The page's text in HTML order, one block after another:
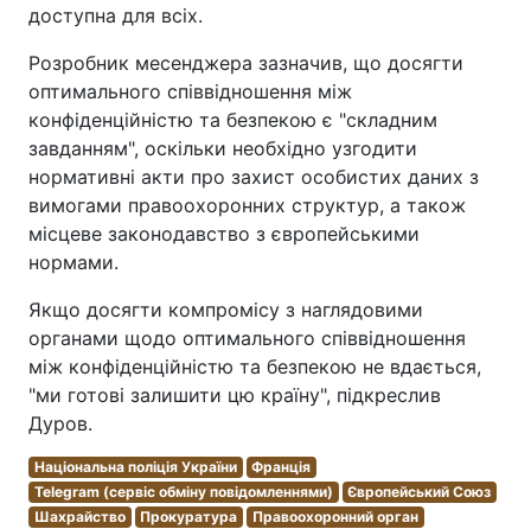
доступна для всіх.
Розробник месенджера зазначив, що досягти
оптимального співвідношення між
конфіденційністю та безпекою є "складним
завданням", оскільки необхідно узгодити
нормативні акти про захист особистих даних з
вимогами правоохоронних структур, а також
місцеве законодавство з європейськими
нормами.
Якщо досягти компромісу з наглядовими
органами щодо оптимального співвідношення
між конфіденційністю та безпекою не вдається,
"ми готові залишити цю країну", підкреслив
Дуров.
Національна поліція України
Франція
Telegram (сервіс обміну повідомленнями)
Європейський Союз
Шахрайство
Прокуратура
Правоохоронний орган